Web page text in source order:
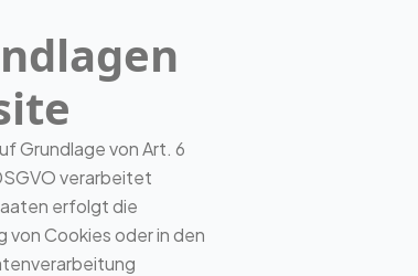
Grundlage von Art. 6
verarbeitet
erfolgt die
von Cookies oder in den